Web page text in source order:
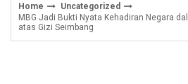
Home
Uncategorized
MBG Jadi Bukti Nyata Kehadiran Negara
atas Gizi Seimbang